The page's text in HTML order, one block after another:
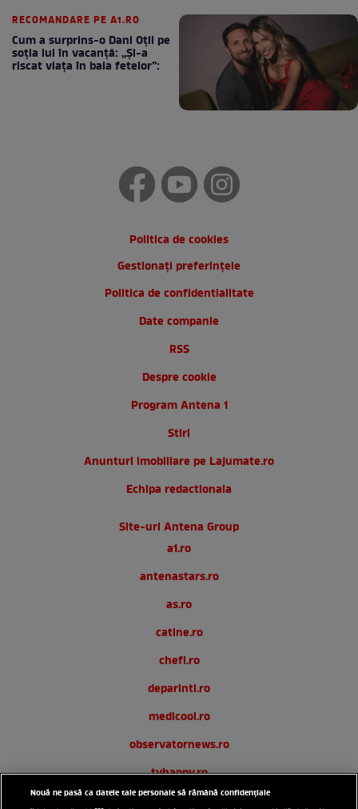
RECOMANDARE PE A1.RO
Cum a surprins-o Dani Oțil pe
soția lui în vacanță: „Și-a
riscat viața în baia fetelor”:
Politica de cookies
Gestionați preferințele
Politica de confidentialitate
Date companie
RSS
Despre cookie
Program Antena 1
Stiri
Anunturi imobiliare pe Lajumate.ro
Echipa redactionala
Site-uri Antena Group
a1.ro
antenastars.ro
as.ro
catine.ro
chefi.ro
deparinti.ro
medicool.ro
observatornews.ro
tvhappy.ro
useit.ro
Nouă ne pasă ca datele tale personale să rămână confidențiale